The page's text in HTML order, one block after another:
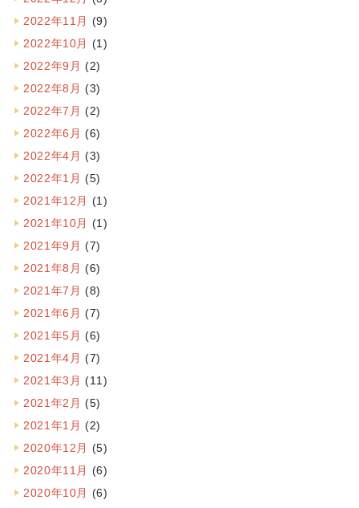
2022年11月 (9)
2022年10月 (1)
2022年9月 (2)
2022年8月 (3)
2022年7月 (2)
2022年6月 (6)
2022年4月 (3)
2022年1月 (5)
2021年12月 (1)
2021年10月 (1)
2021年9月 (7)
2021年8月 (6)
2021年7月 (8)
2021年6月 (7)
2021年5月 (6)
2021年4月 (7)
2021年3月 (11)
2021年2月 (5)
2021年1月 (2)
2020年12月 (5)
2020年11月 (6)
2020年10月 (6)